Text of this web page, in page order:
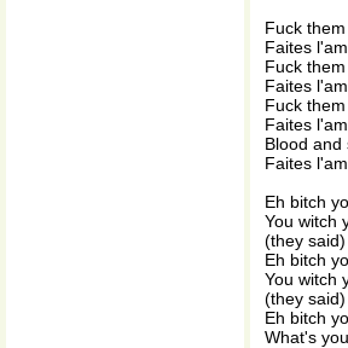
Fuck
Faites
Fuck
Faites
Fuck
Faites
Blood and
Faites
Eh bitch
You witch
(they said)
Eh bitch
You witch
(they said)
Eh bitch
What's